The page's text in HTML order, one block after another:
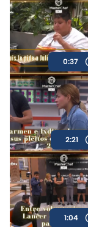
0:37
2:21
1:04